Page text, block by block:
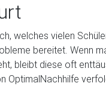
welches vielen
bereitet. Wenn
bleibt diese oft
OptimalNachhilfe